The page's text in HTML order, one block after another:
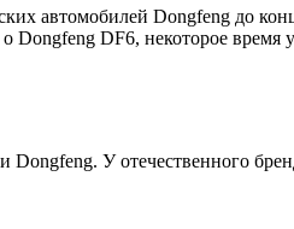
автомобилей Dongfeng до
Dongfeng DF6, некоторое время
У отечественного